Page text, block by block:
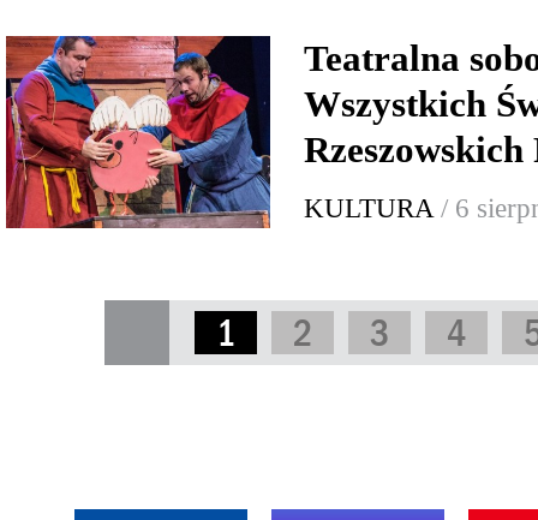
Teatralna
Wszystkich
KULTURA / 6
1 2 3 4